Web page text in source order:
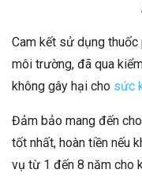
Cam kết sử dụng
môi trường, đã qua
không gây hại cho sức
Đảm bảo mang đến
tốt nhất, hoàn tiền nếu
vụ từ 1 đến 8 năm cho